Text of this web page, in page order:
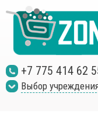
+7 775 414 62
Выбор